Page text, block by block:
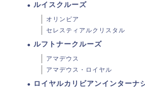
ルイスクルーズ
オリンピア
セレスティアルクリスタル
ルフトナークルーズ
アマデウス
アマデウス・ロイヤル
ロイヤルカリビアンインターナ